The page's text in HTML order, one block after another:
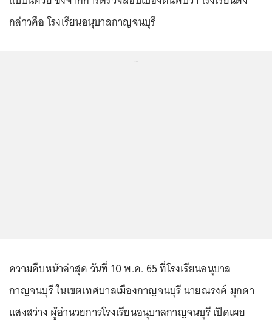
กล่าวคือ โรงเรียนอนุบาลกาญจนบุรี
ความคืบหน้าล่าสุด วันที่ 10 พ.ค. 65 ที่โรงเรียนอนุบาล
กาญจนบุรี ในเขตเทศบาลเมืองกาญจนบุรี นายณรงค์ มุกดา
แสงสว่าง ผู้อำนวยการโรงเรียนอนุบาลกาญจนบุรี เปิดเผย